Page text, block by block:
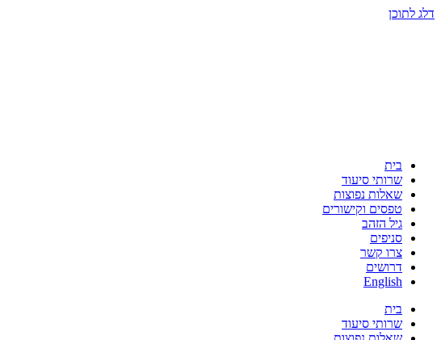
דלג לתוכן
בית
שרותי סיעוד
שאלות נפוצות
טפסים וקישורים
גיל הזהב
סניפים
צרו קשר
דרושים
English
בית
שרותי סיעוד